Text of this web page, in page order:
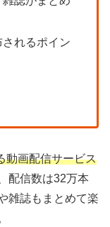
れるポイン
動画配信サービス
配信数は32万本
雑誌もまとめて楽